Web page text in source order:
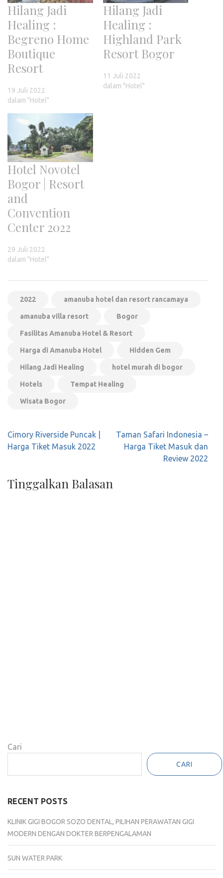
Hilang Jadi
Healing :
Begreno Home
Boutique
Resort
19 Juli 2022
dalam "Hotel"
Hilang Jadi
Healing :
Highland Park
Resort Bogor
11 Juli 2022
dalam "Hotel"
Hotel Novotel
Bogor | Resort
and
Convention
Center 2022
29 Juli 2022
dalam "Hotel"
2022 amanuba hotel dan resort rancamaya
amanuba villa resort Bogor
Fasilitas Amanuba Hotel & Resort
Harga di Amanuba Hotel Hidden Gem
Hilang Jadi Healing hotel murah di bogor
Hotels Tempat Healing
Wisata Bogor
Navigasi
pos
Cimory Riverside Puncak |
Harga Tiket Masuk 2022
Taman Safari Indonesia –
Harga Tiket Masuk dan
Review 2022
Tinggalkan Balasan
Cari
CARI
RECENT POSTS
KLINIK GIGI BOGOR SOZO DENTAL, PILIHAN PERAWATAN GIGI
MODERN DENGAN DOKTER BERPENGALAMAN
SUN WATER PARK